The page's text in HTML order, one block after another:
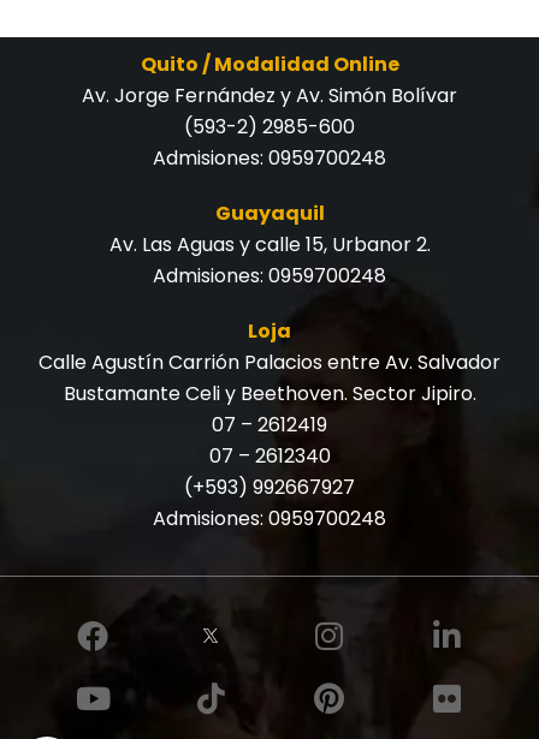
Quito / Modalidad Online
Av. Jorge Fernández y Av. Simón Bolívar
(593-2) 2985-600
Admisiones: 0959700248
Guayaquil
Av. Las Aguas y calle 15, Urbanor 2.
Admisiones: 0959700248
Loja
Calle Agustín Carrión Palacios entre Av. Salvador
Bustamante Celi y Beethoven. Sector Jipiro.
07 – 2612419
07 – 2612340
(+593) 992667927
Admisiones: 0959700248